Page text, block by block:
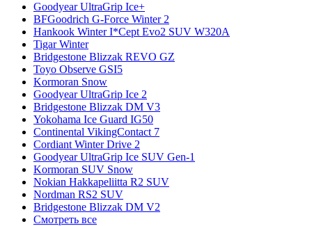
Goodyear UltraGrip Ice+
BFGoodrich G-Force Winter 2
Hankook Winter I*Cept Evo2 SUV W320A
Tigar Winter
Bridgestone Blizzak REVO GZ
Toyo Observe GSI5
Kormoran Snow
Goodyear UltraGrip Ice 2
Bridgestone Blizzak DM V3
Yokohama Ice Guard IG50
Continental VikingContact 7
Cordiant Winter Drive 2
Goodyear UltraGrip Ice SUV Gen-1
Kormoran SUV Snow
Nokian Hakkapeliitta R2 SUV
Nordman RS2 SUV
Bridgestone Blizzak DM V2
Смотреть все